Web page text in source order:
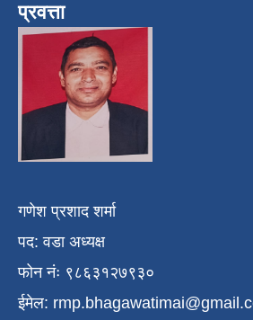
प्रवत्ता
गणेश प्रशाद शर्मा
पद: वडा अध्यक्ष
फोन नंः ९८६३१२७९३०
ईमेल: